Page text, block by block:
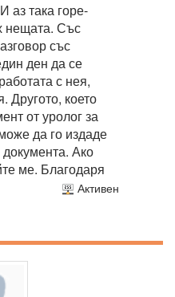
аз така горе-
нещата. Със
със
ден да се
с нея,
което
от уролог за
да го издаде
Ако
ме. Благодаря
Активен